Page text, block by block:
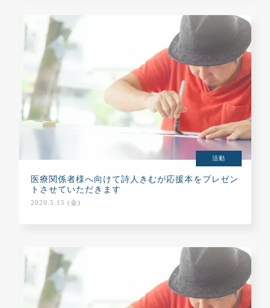
活動
医療関係者様へ向けて詩人きむが応援本をプレゼン
トさせていただきます
2020.5.15 (金)